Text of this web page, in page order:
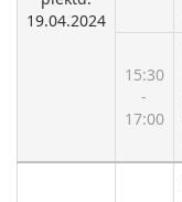
19.04.2024
15:30
-
17:00